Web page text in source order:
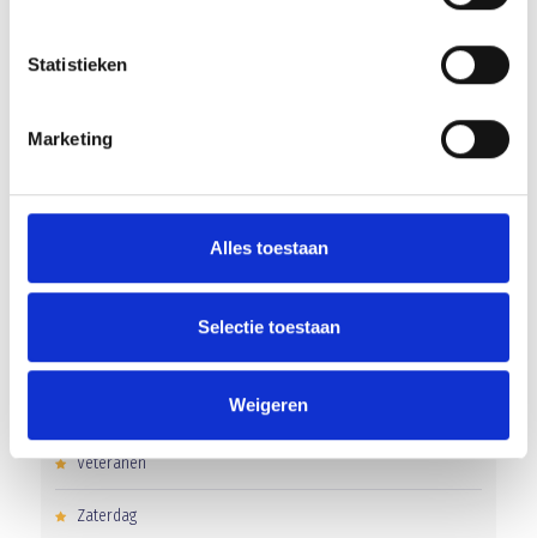
Statistieken
Marketing
Alles toestaan
Selectie toestaan
Weigeren
CATEGORIEËN
Clubnieuws
Pupillen
Veteranen
Zaterdag